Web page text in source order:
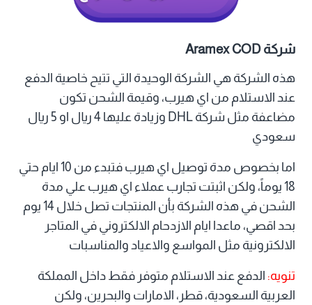
شركة Aramex COD
هذه الشركة هي الشركة الوحيدة التي تتيح خاصية الدفع
عند الاستلام من اي هيرب، وقيمة الشحن تكون
مضاعفة مثل شركة DHL وزيادة عليها 4 ريال او 5 ريال
سعودي
اما بخصوص مدة توصيل اي هيرب فتبدء من 10 ايام حتي
18 يوماً، ولكن اثبتت تجارب عملاء اي هيرب علي مدة
الشحن في هذه الشركة بأن المنتجات تصل خلال 14 يوم
بحد اقصي، ماعدا ايام الازدحام الالكتروني في المتاجر
الالكترونية مثل المواسع والاعياد والمناسبات
تنويه: الدفع عند الاستلام متوفر فقط داخل المملكة
العربية السعودية، قطر، الامارات والبحرين، ولكن